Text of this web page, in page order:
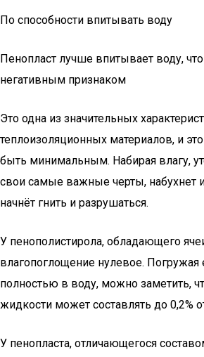
По способности впитывать воду
Пенопласт лучше впитывает воду, что
негативным признаком
Это одна из значительных
теплоизоляционных материалов, и
быть минимальным. Набирая влагу,
свои самые важные черты, набухнет
начнёт гнить и разрушаться.
У пенополистирола, обладающего
влагопоглощение нулевое. Погружая
полностью в воду, можно заметить,
жидкости может составлять до 0,2%
У пенопласта, отличающегося